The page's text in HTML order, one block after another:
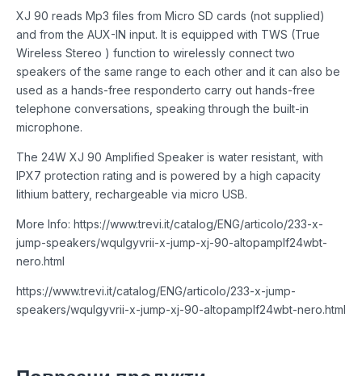
XJ 90 reads Mp3 files from Micro SD cards (not supplied)
and from the AUX-IN input. It is equipped with TWS (True
Wireless Stereo ) function to wirelessly connect two
speakers of the same range to each other and it can also be
used as a hands-free responderto carry out hands-free
telephone conversations, speaking through the built-in
microphone.
The 24W XJ 90 Amplified Speaker is water resistant, with
IPX7 protection rating and is powered by a high capacity
lithium battery, rechargeable via micro USB.
More Info: https://www.trevi.it/catalog/ENG/articolo/233-x-
jump-speakers/wqulgyvrii-x-jump-xj-90-altopamplf24wbt-
nero.html
https://www.trevi.it/catalog/ENG/articolo/233-x-jump-
speakers/wqulgyvrii-x-jump-xj-90-altopamplf24wbt-nero.html